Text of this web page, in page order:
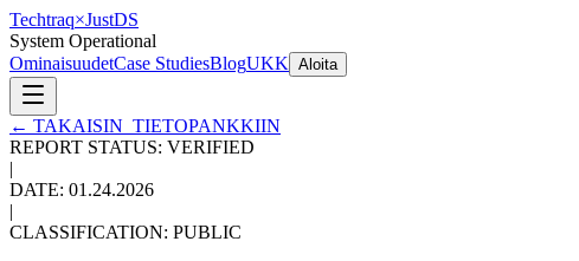
Techtraq×JustDS
System Operational
OminaisuudetCase StudiesBlogUKK Aloita
← TAKAISIN_TIETOPANKKIIN
REPORT STATUS: VERIFIED
|
DATE: 01.24.2026
|
CLASSIFICATION: PUBLIC